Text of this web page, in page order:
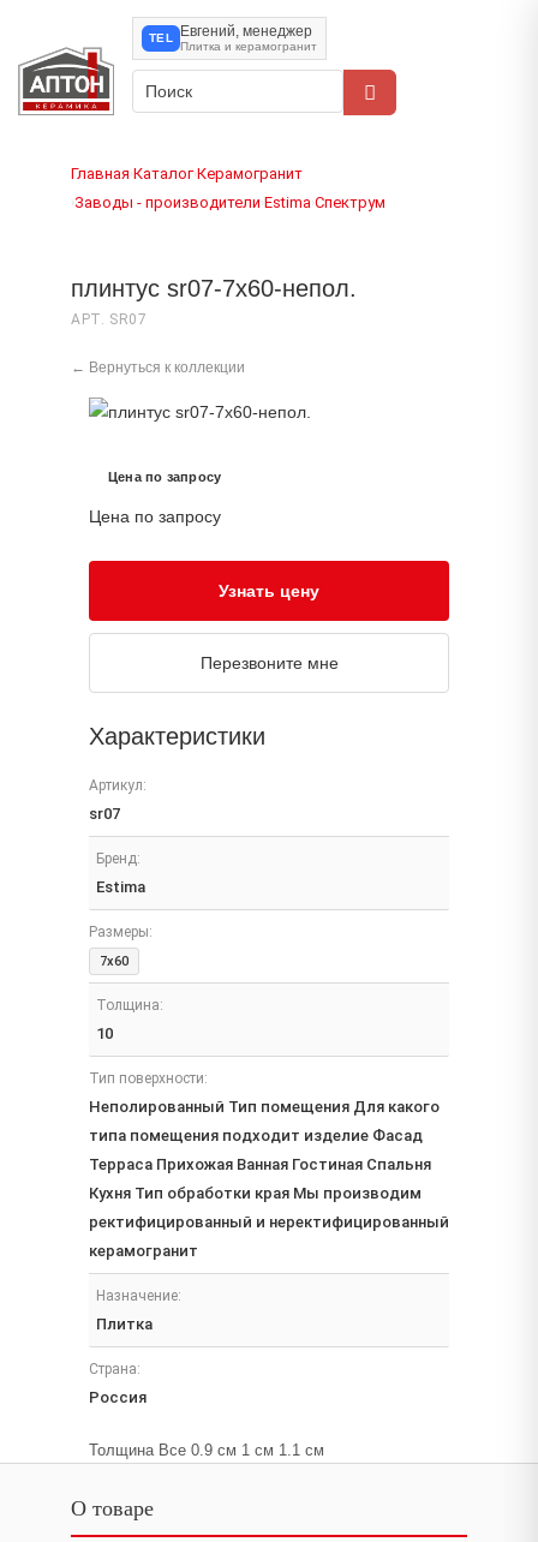
TEL Евгений, менеджер
Плитка и керамогранит
Главная›Каталог›Керамогранит
›Заводы - производители›Estima›Спектрум
плинтус sr07-7x60-непол.
АРТ. SR07
← Вернуться к коллекции
Цена по запросу
Цена по запросу
Узнать цену
Перезвоните мне
Характеристики
Артикул:
sr07
Бренд:
Estima
Размеры:
7x60
Толщина:
10
Тип поверхности:
Неполированный Тип помещения Для какого
типа помещения подходит изделие Фасад
Терраса Прихожая Ванная Гостиная Спальня
Кухня Тип обработки края Мы производим
ректифицированный и неректифицированный
керамогранит
Назначение:
Плитка
Страна:
Россия
Толщина Все 0.9 см 1 см 1.1 см
О товаре